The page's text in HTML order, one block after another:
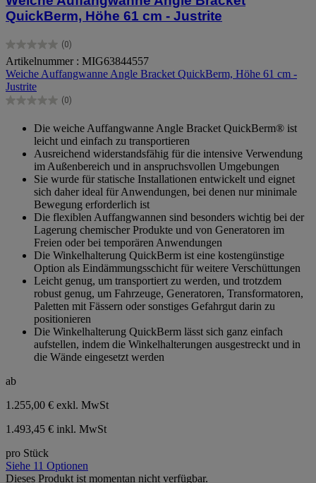
QuickBerm, Höhe 61 cm - Justrite
(0)
0.0
von
5
Sternen.
Artikelnummer : MIG63844557
Weiche Auffangwanne Angle Bracket QuickBerm, Höhe 61 cm -
Justrite
(0)
0.0
Sternen.
Die weiche Auffangwanne Angle Bracket QuickBerm® ist
leicht und einfach zu transportieren
Ausreichend widerstandsfähig für die intensive Verwendung
im Außenbereich und in anspruchsvollen Umgebungen
Sie wurde für statische Installationen entwickelt und eignet
sich daher ideal für Anwendungen, bei denen nur minimale
Bewegung erforderlich ist
Die flexiblen Auffangwannen sind besonders wichtig bei der
Lagerung chemischer Produkte und von Generatoren im
Freien oder bei temporären Anwendungen
Die Winkelhalterung QuickBerm ist eine kostengünstige
Option als Eindämmungsschicht für weitere Verschüttungen
Leicht genug, um transportiert zu werden, und trotzdem
robust genug, um Fahrzeuge, Generatoren, Transformatoren,
Paletten mit Fässern oder sonstiges Gefahrgut darin zu
positionieren
Die Winkelhalterung QuickBerm lässt sich ganz einfach
aufstellen, indem die Winkelhalterungen ausgestreckt und in
die Wände eingesetzt werden
ab
1.255,00 € exkl. MwSt
1.493,45 € inkl. MwSt
pro Stück
Siehe 11 Optionen
Dieses Produkt ist momentan nicht verfügbar.